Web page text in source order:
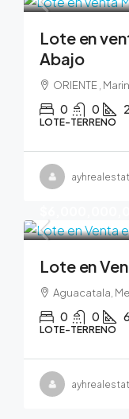
Lote en
Abajo
ORIENTE ,
0 0
LOTE-TERRENO
Lote en
Aguacatala,
0 0
LOTE-TERRENO